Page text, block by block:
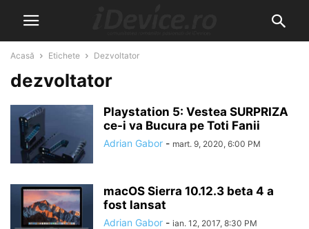
Acasă Etichete Dezvoltator
dezvoltator
Playstation 5: Vestea SURPRIZA
ce-i va Bucura pe Toti Fanii
Adrian Gabor - mart. 9, 2020, 6:00 PM
macOS Sierra 10.12.3 beta 4 a
fost lansat
Adrian Gabor - ian. 12, 2017, 8:30 PM